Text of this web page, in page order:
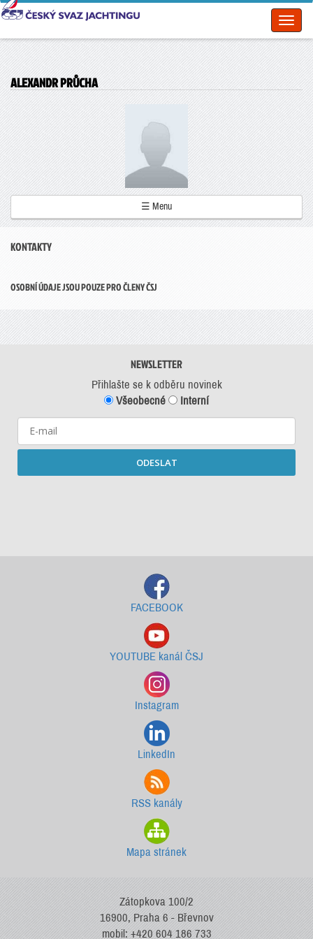
ALEXANDR PRŮCHA
☰ Menu
KONTAKTY
OSOBNÍ ÚDAJE JSOU POUZE PRO ČLENY ČSJ
NEWSLETTER
Přihlašte se k odběru novinek
Všeobecné
Interní
ODESLAT
FACEBOOK
YOUTUBE kanál ČSJ
Instagram
LinkedIn
RSS kanály
Mapa stránek
Zátopkova 100/2
16900, Praha 6 - Břevnov
mobil: +420 604 186 733